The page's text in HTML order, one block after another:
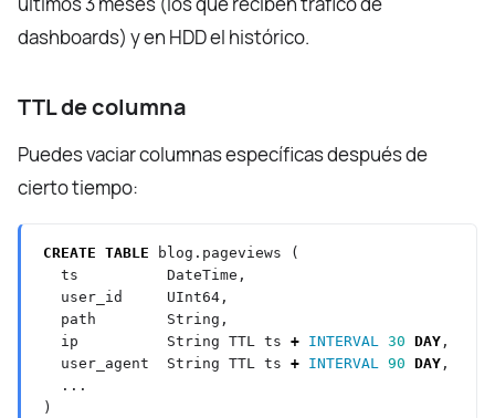
dashboards) y en HDD el histórico.
TTL de columna
Puedes vaciar columnas específicas después de
cierto tiempo:
CREATE TABLE blog.pageviews
(
ts
DateTime,
user_id
UInt64,
path
String,
ip
String TTL ts + INTERVAL 30 DAY ,
user_agent
String TTL ts + INTERVAL 90 DAY ,
...
)